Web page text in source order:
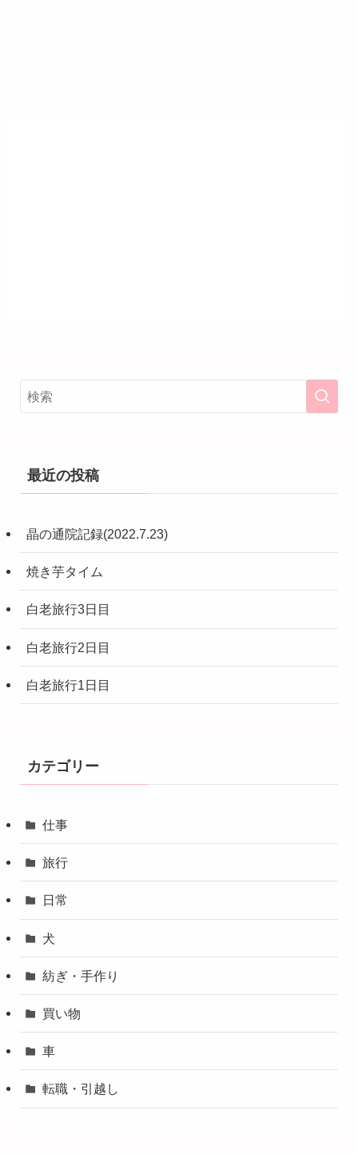
最近の投稿
晶の通院記録(2022.7.23)
焼き芋タイム
白老旅行3日目
白老旅行2日目
白老旅行1日目
カテゴリー
仕事
旅行
日常
犬
紡ぎ・手作り
買い物
車
転職・引越し